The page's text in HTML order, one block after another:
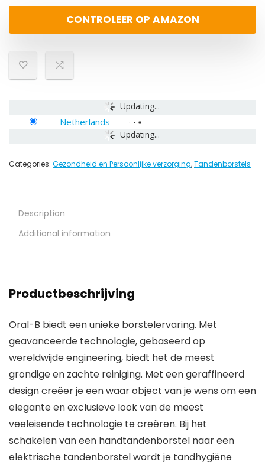
CONTROLEER OP AMAZON
Updating...
Updating...
Netherlands -
Categories: Gezondheid en Persoonlijke verzorging,Tandenborstels
Description
Additional information
Productbeschrijving
Oral-B biedt een unieke borstelervaring. Met
geavanceerde technologie, gebaseerd op
wereldwijde engineering, biedt het de meest
grondige en zachte reiniging. Met een geraffineerd
design creëer je een waar object van je wens om een
elegante en exclusieve look van de meest
veeleisende technologie te creëren. Bij het
schakelen van een handtandenborstel naar een
elektrische tandenborstel wordt je tandhygiëne